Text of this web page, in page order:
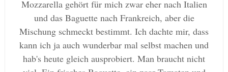
Mozzarella gehört für mich zwar eher nach Italien
und das Baguette nach Frankreich, aber die
Mischung schmeckt bestimmt. Ich dachte mir, dass
kann ich ja auch wunderbar mal selbst machen und
hab's heute gleich ausprobiert. Man braucht nicht